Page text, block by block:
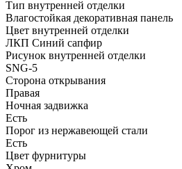
Тип внутренней отделки
Влагостойкая декоративная панель
Цвет внутренней отделки
ЛКП Синий сапфир
Рисунок внутренней отделки
SNG-5
Сторона открывания
Правая
Ночная задвижка
Есть
Порог из нержавеющей стали
Есть
Цвет фурнитуры